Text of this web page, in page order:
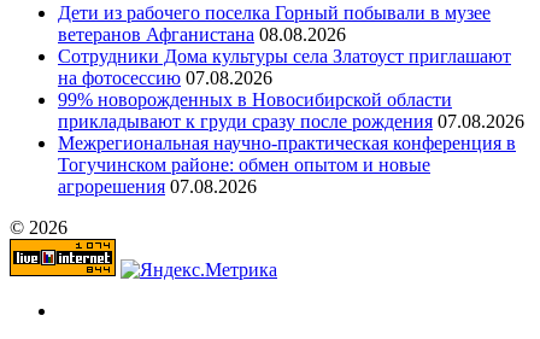
Дети из рабочего поселка Горный побывали в музее
ветеранов Афганистана 08.08.2026
Сотрудники Дома культуры села Златоуст приглашают
на фотосессию 07.08.2026
99% новорожденных в Новосибирской области
прикладывают к груди сразу после рождения 07.08.2026
Межрегиональная научно‑практическая конференция в
Тогучинском районе: обмен опытом и новые
агрорешения 07.08.2026
© 2026